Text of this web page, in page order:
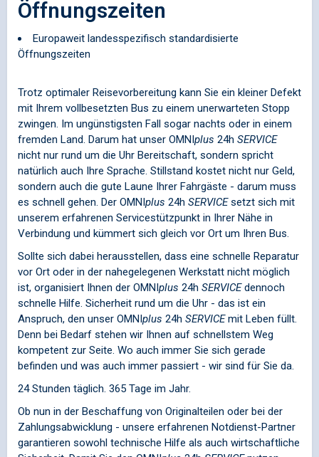
Öffnungszeiten
Europaweit landesspezifisch standardisierte
Öffnungszeiten
Trotz optimaler Reisevorbereitung kann Sie ein kleiner Defekt
mit Ihrem vollbesetzten Bus zu einem unerwarteten Stopp
zwingen. Im ungünstigsten Fall sogar nachts oder in einem
fremden Land. Darum hat unser OMNIplus 24h SERVICE
nicht nur rund um die Uhr Bereitschaft, sondern spricht
natürlich auch Ihre Sprache. Stillstand kostet nicht nur Geld,
sondern auch die gute Laune Ihrer Fahrgäste - darum muss
es schnell gehen. Der OMNIplus 24h SERVICEsetzt sich mit
unserem erfahrenen Servicestützpunkt in Ihrer Nähe in
Verbindung und kümmert sich gleich vor Ort um Ihren Bus.
Sollte sich dabei herausstellen, dass eine schnelle Reparatur
vor Ort oder in der nahegelegenen Werkstatt nicht möglich
ist, organisiert Ihnen der OMNIplus 24h SERVICEdennoch
schnelle Hilfe. Sicherheit rund um die Uhr - das ist ein
Anspruch, den unser OMNIplus 24h SERVICEmit Leben füllt.
Denn bei Bedarf stehen wir Ihnen auf schnellstem Weg
kompetent zur Seite. Wo auch immer Sie sich gerade
befinden und was auch immer passiert - wir sind für Sie da.
24 Stunden täglich. 365 Tage im Jahr.
Ob nun in der Beschaffung von Originalteilen oder bei der
Zahlungsabwicklung - unsere erfahrenen Notdienst-Partner
garantieren sowohl technische Hilfe als auch wirtschaftliche